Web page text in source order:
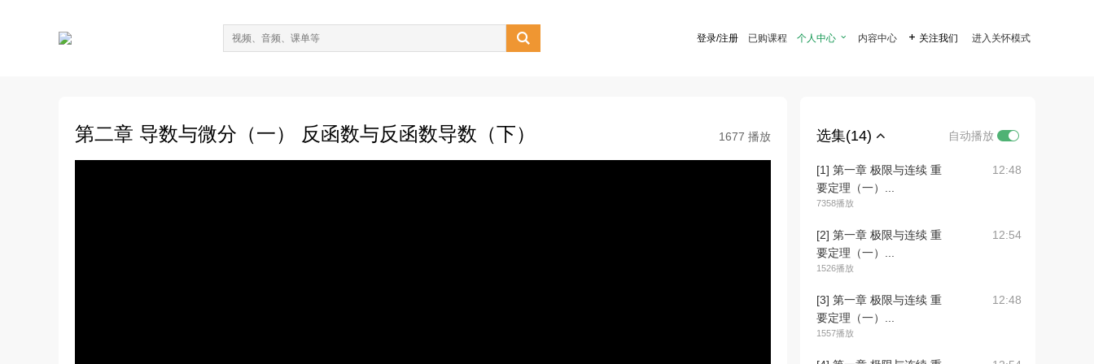
 登录/注册 已购课程 个人中心  内容中心  关注我们 进入关怀模式
第二章 导数与微分（一） 反函数与反函数导数（下） 1677 播放 选集(14) 自动播放
[1] 第一章 极限与连续 重
要定理（一）...
7358播放
12:48
[2] 第一章 极限与连续 重
要定理（一）...
1526播放
12:54
[3] 第一章 极限与连续 重
要定理（一）...
1557播放
12:48